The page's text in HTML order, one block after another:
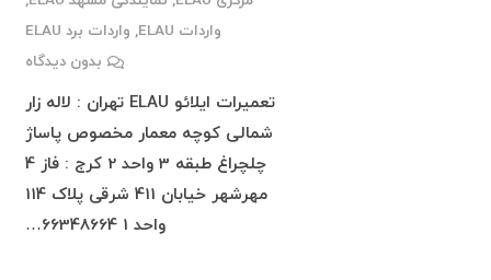
واردات ELAU
, واردات برد ELAU
بدون دیدگاه
تعمیرات ایلائو ELAU تهران : لاله زار
شمالی کوچه معمار مخصوص پاساژ
چلچراغ طبقه 3 واحد 2 کرج : فاز 4
مهرشهر خیابان 411 شرقی پلاک 114
واحد 1 66348664…